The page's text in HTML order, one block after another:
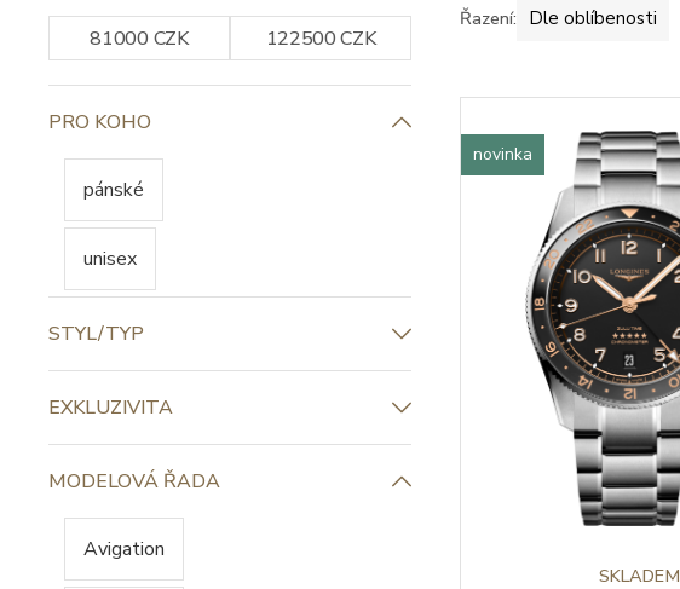
PRO KOHO
pánské
unisex
STYL/TYP
EXKLUZIVITA
MODELOVÁ ŘADA
Avigation
Řazení: Dle oblíbenosti
novinka
SKLADEM